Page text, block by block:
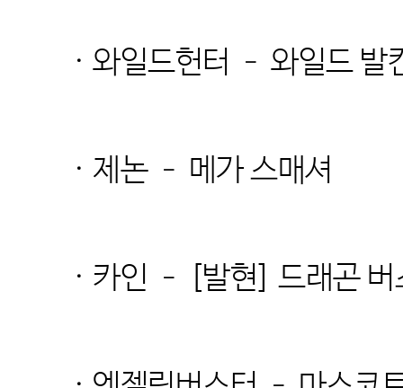
· 와일드헌터 – 와일드 발
· 제논 – 메가 스매셔
· 카인 – [발현] 드래곤